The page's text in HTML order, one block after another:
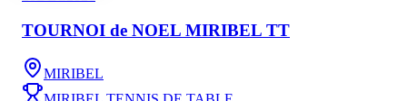
TOURNOI de NOEL MIRIBEL TT
MIRIBEL